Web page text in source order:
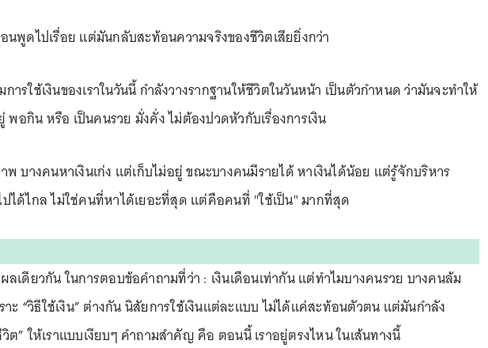
นพูดไปเรื่อย แต่มันกลับสะท้อนความจริงของชีวิตเสียยิ่งกว่า
ารใช้เงินของเราในวันนี้ กำลังวางรากฐานให้ชีวิตในวันหน้า เป็นตัวกำหนด ว่ามันจะทำให้
พอกิน หรือ เป็นคนรวย มั่งคั่ง ไม่ต้องปวดหัวกับเรื่องการเงิน
พ บางคนหาเงินเก่ง แต่เก็บไม่อยู่ ขณะบางคนมีรายได้ หาเงินได้น้อย แต่รู้จักบริหาร
ได้ไกล ไม่ใช่คนที่หาได้เยอะที่สุด แต่คือคนที่ "ใช้เป็น" มากที่สุด
ลเดียวกัน ในการตอบข้อคำถามที่ว่า : เงินเดือนเท่ากัน แต่ทำไมบางคนรวย บางคนล้ม
ะ “วิธีใช้เงิน” ต่างกัน นิสัยการใช้เงินแต่ละแบบ ไม่ได้แค่สะท้อนตัวตน แต่มันกำลัง
ต” ให้เราแบบเงียบๆ คำถามสำคัญ คือ ตอนนี้ เราอยู่ตรงไหน ในเส้นทางนี้